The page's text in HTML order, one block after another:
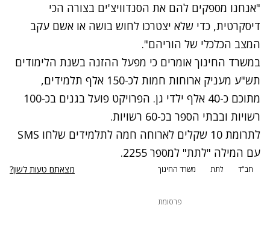
"אנחנו מספקים להם את הסנדוויצ'ים בצורה הכי
דיסקרטית, כדי שלא יצטרכו לחוש בושה או אשם עקב
המצב הכלכלי של הוריהם".
במשרד החינוך אומרים כי מפעל ההזנה בשנת הלימודים
תש"ע מעניק ארוחות חמות לכ-150 אלף תלמידים,
מתוכם כ-40 אלף ילדי גן. הפרויקט פועל בגנים בכ-100
רשויות ובבתי הספר בכ-60 רשויות.
לתרומת 10 שקלים לארוחה חמה לתלמידים שלחו SMS
עם המילה "לתת" למספר 2255.
חב"ד לתת משרד החינוך מצאתם טעות לשון?
פרסומת